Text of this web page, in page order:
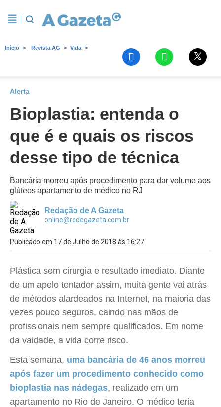
Início Revista AG Vida
Alerta
Bioplastia: entenda o
que é e quais os riscos
desse tipo de técnica
Bancária morreu após procedimento para dar volume aos
glúteos apartamento de médico no RJ
Redação de A Gazeta
online@redegazeta.com.br
Publicado em 17 de Julho de 2018 às 16:27
Plástica sem cirurgia e resultado imediato. Diante
de um apelo tentador assim, muita gente vai atrás
de métodos alardeados na Internet, na maioria das
vezes pouco seguros, caindo nas mãos de
profissionais nem sempre qualificados. Em nome
da vaidade, a vida corre risco.
Esta semana, uma bancária de 46 anos morreu
após fazer um procedimento conhecido como
bioplastia nas nádegas, realizado em um
apartamento no Rio de Janeiro. O médico teria